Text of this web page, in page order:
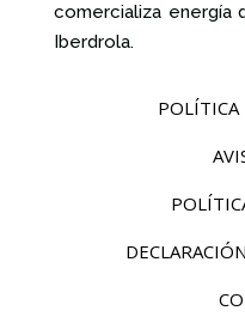
comercializa energía
Iberdrola.
POLÍTICA